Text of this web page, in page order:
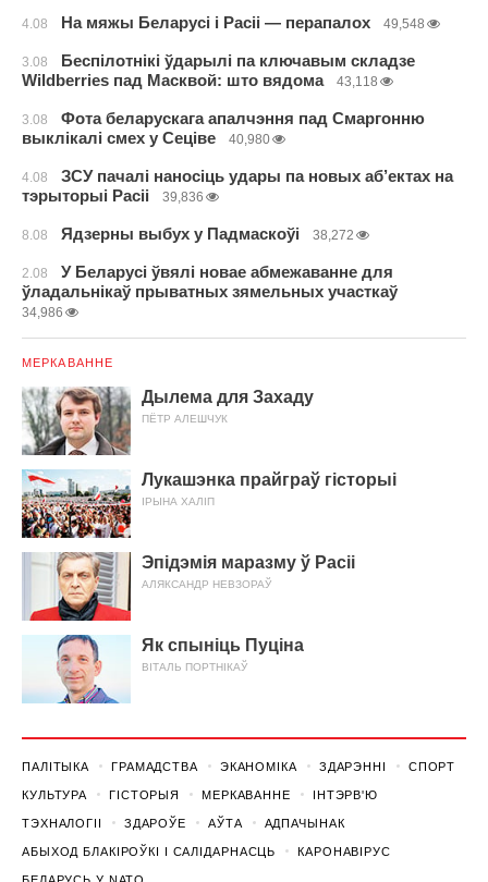
4.08 На мяжы Беларусі і Расіі — перапалох 49,548
3.08
Беспілотнікі ўдарылі па ключавым складзе
Wildberries пад Масквой: што вядома
43,118
3.08
Фота беларускага апалчэння пад Смаргонню
выклікалі смех у Сеціве
40,980
4.08
ЗСУ пачалі наносіць удары па новых аб’ектах на
тэрыторыі Расіі
39,836
8.08 Ядзерны выбух у Падмаскоўі 38,272
2.08
У Беларусі ўвялі новае абмежаванне для
ўладальнікаў прыватных зямельных участкаў
34,986
МЕРКАВАННЕ
Дылема для Захаду
ПЁТР АЛЕШЧУК
Лукашэнка прайграў гісторыі
ІРЫНА ХАЛІП
Эпідэмія маразму ў Расіі
АЛЯКСАНДР НЕВЗОРАЎ
Як спыніць Пуціна
ВІТАЛЬ ПОРТНІКАЎ
ПАЛІТЫКА ГРАМАДСТВА ЭКАНОМІКА ЗДАРЭННI СПОРТ
КУЛЬТУРА ГІСТОРЫЯ МЕРКАВАННЕ ІНТЭРВ'Ю
ТЭХНАЛОГІІ ЗДАРОЎЕ АЎТА АДПАЧЫНАК
АБЫХОД БЛАКІРОЎКІ І САЛІДАРНАСЦЬ КАРОНАВІРУС